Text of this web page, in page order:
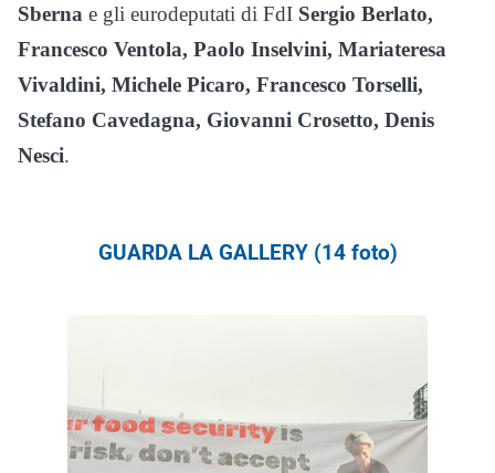
Sberna e gli eurodeputati di FdI Sergio Berlato,
Francesco Ventola, Paolo Inselvini, Mariateresa
Vivaldini, Michele Picaro, Francesco Torselli,
Stefano Cavedagna, Giovanni Crosetto, Denis
Nesci.
GUARDA LA GALLERY (14 foto)